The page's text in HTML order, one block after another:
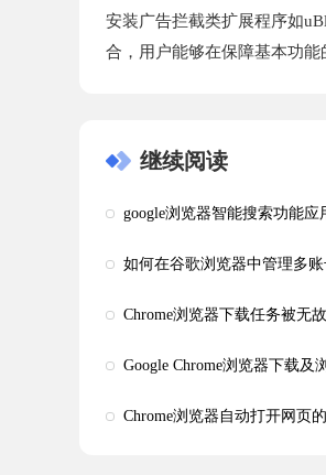
安装广告拦截类扩展程序如
合，用户能够在保障基本功能
继续阅读
google浏览器智能搜索功能应
如何在谷歌浏览器中管理多
Chrome浏览器下载任务被无
Google Chrome浏览器下载及
Chrome浏览器自动打开网页